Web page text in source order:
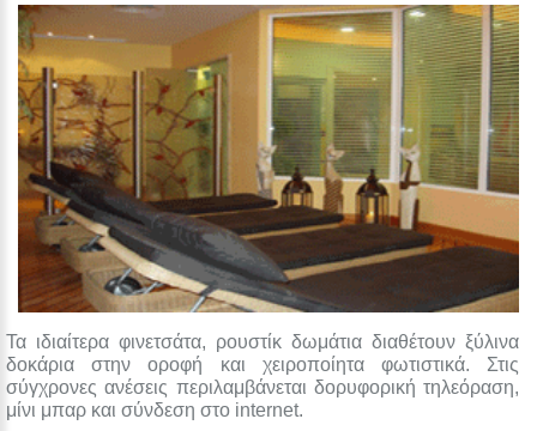
Τα ιδιαίτερα φινετσάτα, ρουστίκ δωμάτια διαθέτουν ξύλινα
δοκάρια στην οροφή και χειροποίητα φωτιστικά. Στις
σύγχρονες ανέσεις περιλαμβάνεται δορυφορική τηλεόραση,
μίνι μπαρ και σύνδεση στο internet.